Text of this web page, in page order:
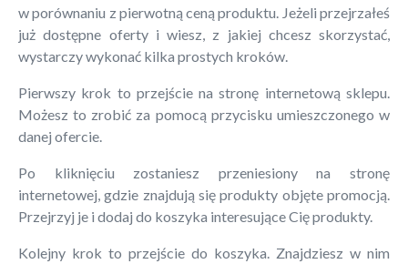
w porównaniu z pierwotną ceną produktu. Jeżeli przejrzałeś
już dostępne oferty i wiesz, z jakiej chcesz skorzystać,
wystarczy wykonać kilka prostych kroków.
Pierwszy krok to przejście na stronę internetową sklepu.
Możesz to zrobić za pomocą przycisku umieszczonego w
danej ofercie.
Po kliknięciu zostaniesz przeniesiony na stronę
internetowej, gdzie znajdują się produkty objęte promocją.
Przejrzyj je i dodaj do koszyka interesujące Cię produkty.
Kolejny krok to przejście do koszyka. Znajdziesz w nim